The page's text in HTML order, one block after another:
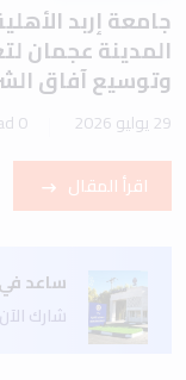
جامعة إربد
المدينة عجمان
وتوسيع آفاق
29 يوليو 2026 0 min read
اقرأ المقال
ساعد
شارك الآن